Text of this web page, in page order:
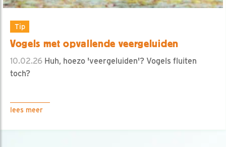
Tip
Vogels met opvallende veergeluiden
10.02.26 Huh, hoezo 'veergeluiden'? Vogels fluiten
toch?
lees meer